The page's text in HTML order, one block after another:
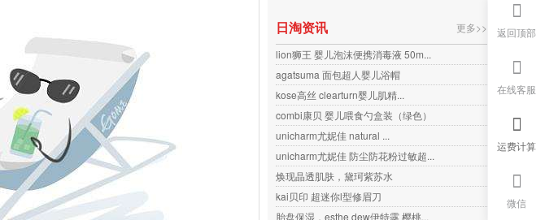
日淘资讯
更多>>
lion狮王 婴儿泡沫便携消毒液 50m...
agatsuma 面包超人婴儿浴帽
kose高丝 clearturn婴儿肌精...
combi康贝 婴儿喂食勺盒装（绿色）
unicharm尤妮佳 natural ...
unicharm尤妮佳 防尘防花粉过敏超...
焕现晶透肌肤，黛珂紫苏水
kai贝印 超迷你l型修眉刀
胎盘保湿，esthe dew伊特露 樱桃...
返回顶部
在线客服
运费计算
微信